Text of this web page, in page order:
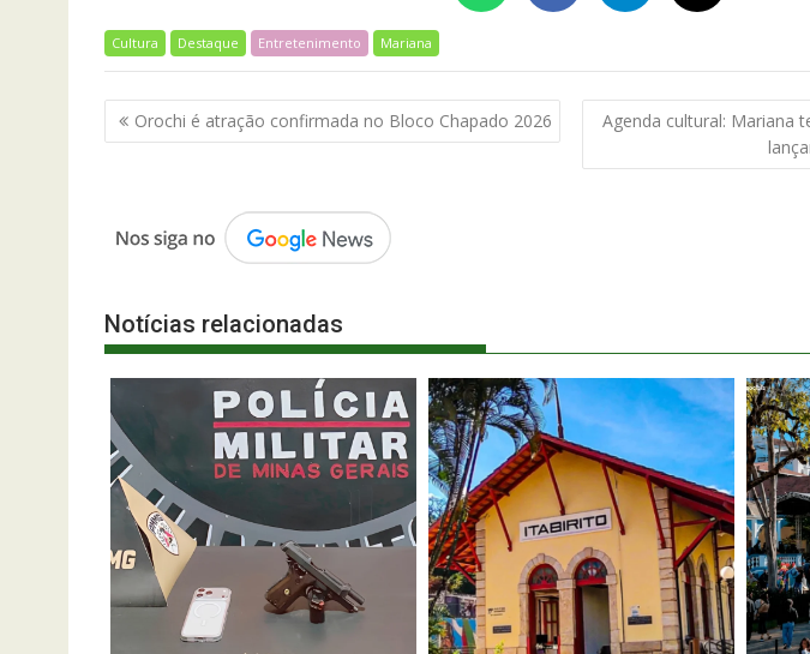
Cultura Destaque Entretenimento Mariana
Navegação
de
Orochi é atração confirmada no Bloco Chapado 2026
Agenda cultural: Mariana
Notícias relacionadas